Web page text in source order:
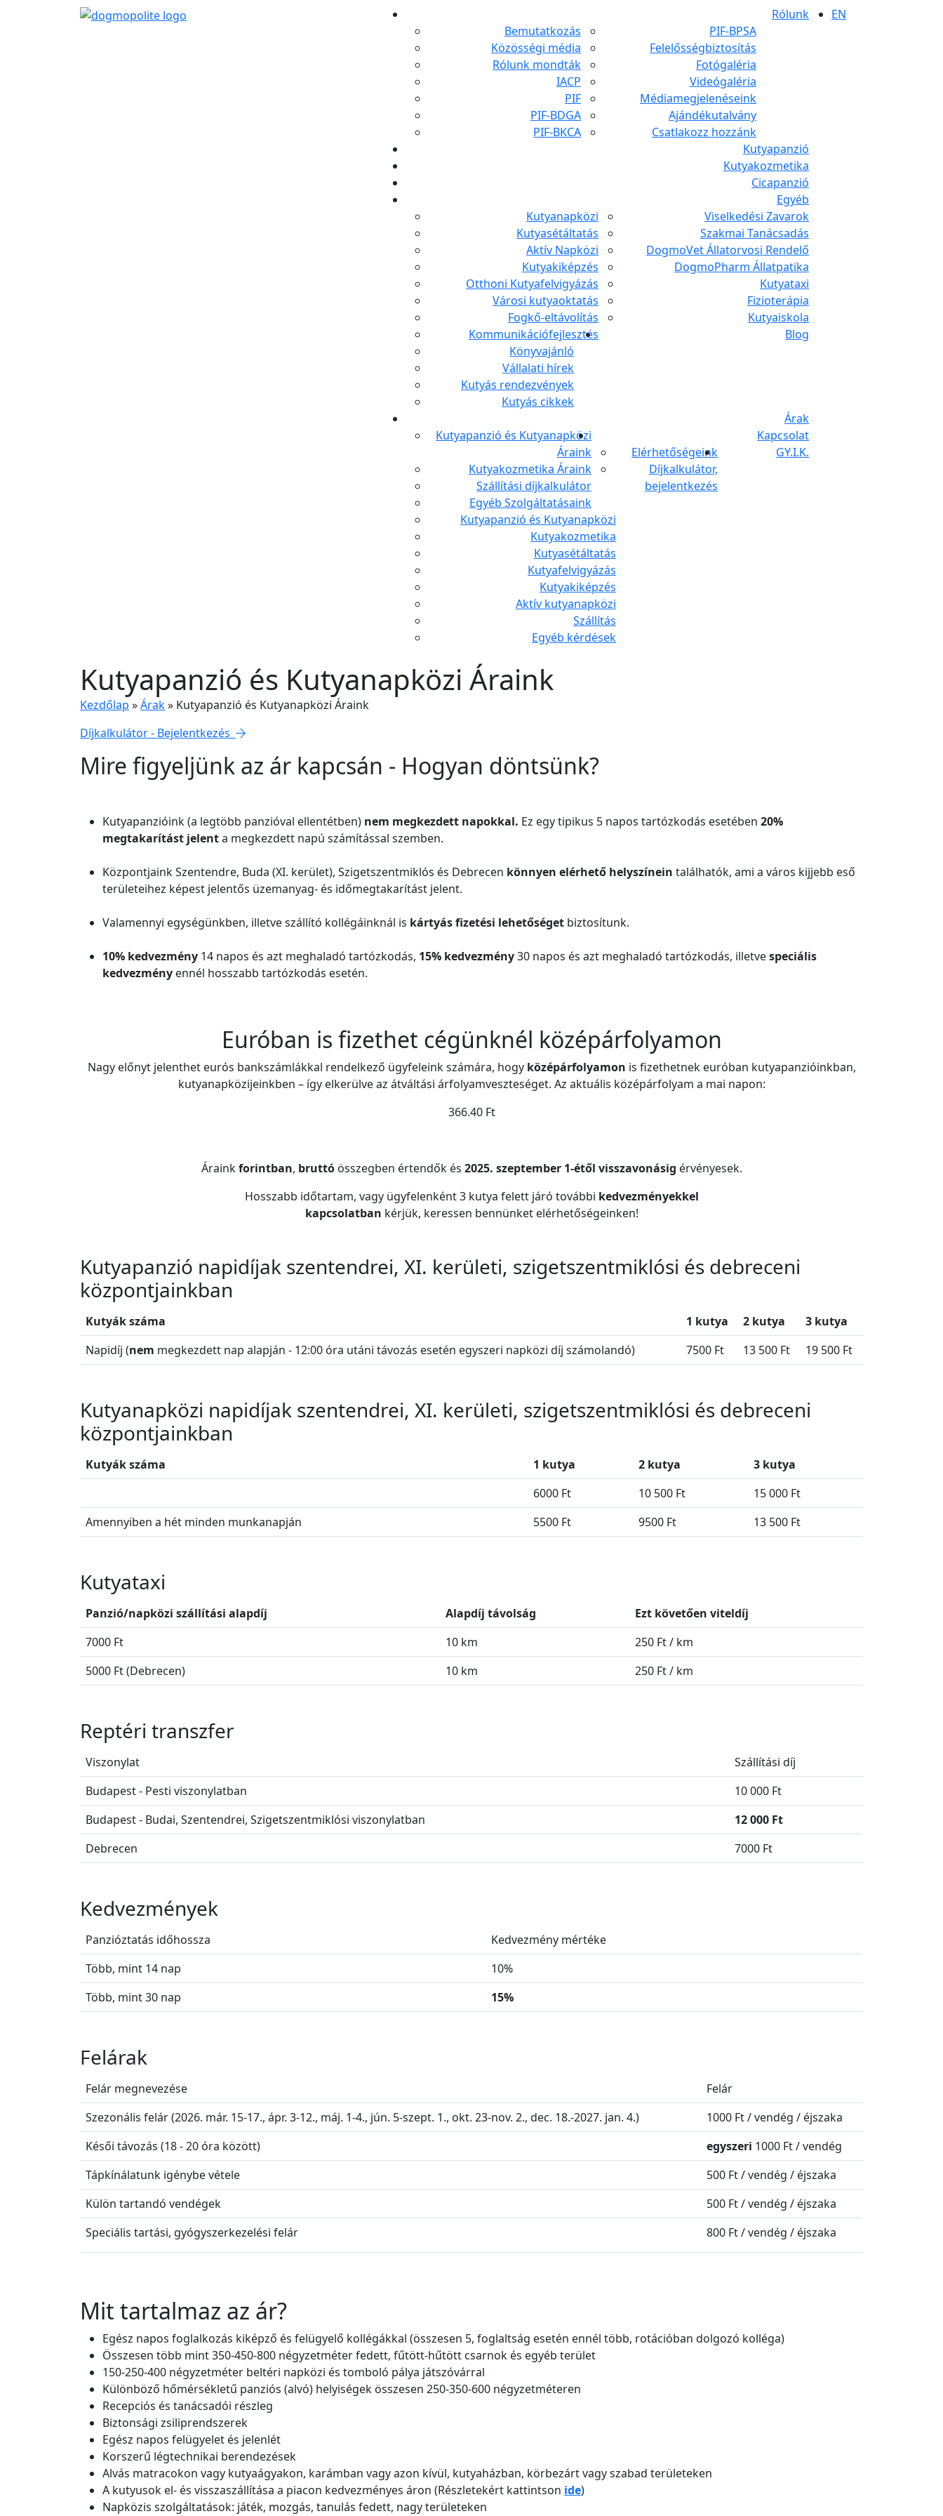
EN
Rólunk
Bemutatkozás
Közösségi média
Rólunk mondták
IACP
PIF
PIF-BDGA
PIF-BKCA
PIF-BPSA
Felelősségbiztosítás
Fotógaléria
Videógaléria
Médiamegjelenéseink
Ajándékutalvány
Csatlakozz hozzánk
Kutyapanzió
Kutyakozmetika
Cicapanzió
Egyéb
Kutyanapközi
Kutyasétáltatás
Aktív Napközi
Kutyakiképzés
Otthoni Kutyafelvigyázás
Városi kutyaoktatás
Fogkő-eltávolítás
Kommunikációfejlesztés
Viselkedési Zavarok
Szakmai Tanácsadás
DogmoVet Állatorvosi Rendelő
DogmoPharm Állatpatika
Kutyataxi
Fizioterápia
Kutyaiskola
Blog
Könyvajánló
Vállalati hírek
Kutyás rendezvények
Kutyás cikkek
Árak
Kutyapanzió és Kutyanapközi
Áraink
Kutyakozmetika Áraink
Szállítási díjkalkulátor
Egyéb Szolgáltatásaink
Kapcsolat
Elérhetőségeink
Díjkalkulátor,
bejelentkezés
GY.I.K.
Kutyapanzió és Kutyanapközi
Kutyakozmetika
Kutyasétáltatás
Kutyafelvigyázás
Kutyakiképzés
Aktív kutyanapközi
Szállítás
Egyéb kérdések
Kutyapanzió és Kutyanapközi Áraink
Kezdőlap »Árak» Kutyapanzió és Kutyanapközi Áraink
Díjkalkulátor - Bejelentkezés
Mire figyeljünk az ár kapcsán - Hogyan döntsünk?
Kutyapanzióink (a legtöbb panzióval ellentétben) nem megkezdett napokkal. Ez egy tipikus 5 napos tartózkodás esetében 20%
megtakarítást jelenta megkezdett napú számítással szemben.
Központjaink Szentendre, Buda (XI. kerület), Szigetszentmiklós és Debrecen könnyen elérhető helyszínein találhatók, ami a város kijjebb eső
területeihez képest jelentős üzemanyag- és időmegtakarítást jelent.
Valamennyi egységünkben, illetve szállító kollégáinknál is kártyás fizetési lehetőséget biztosítunk.
10% kedvezmény 14 napos és azt meghaladó tartózkodás, 15% kedvezmény30 napos és azt meghaladó tartózkodás, illetvespeciális
kedvezmény ennél hosszabb tartózkodás esetén.
Euróban is fizethet cégünknél középárfolyamon
Nagy előnyt jelenthet eurós bankszámlákkal rendelkező ügyfeleink számára, hogy középárfolyamon is fizethetnek euróban kutyapanzióinkban,
kutyanapközijeinkben – így elkerülve az átváltási árfolyamveszteséget. Az aktuális középárfolyam a mai napon:
366.40 Ft
Árainkforintban, bruttóösszegben értendők és 2025. szeptember 1-étől visszavonásig érvényesek.
Hosszabb időtartam, vagy ügyfelenként 3 kutya felett járó további kedvezményekkel
kapcsolatban kérjük, keressen bennünket elérhetőségeinken!
Kutyapanzió napidíjak szentendrei, XI. kerületi, szigetszentmiklósi és debreceni
központjainkban
Kutyák száma 1 kutya 2 kutya
3 kutya
Napidíj (nem megkezdett nap alapján - 12:00 óra utáni távozás esetén egyszeri napközi díj számolandó) 7500 Ft 13 500 Ft 19 500 Ft
Kutyanapközi napidíjak szentendrei, XI. kerületi, szigetszentmiklósi és debreceni
központjainkban
Kutyák száma 1 kutya 2 kutya
3 kutya
6000 Ft
10 500 Ft
15 000 Ft
Amennyiben a hét minden munkanapján
5500 Ft 9500 Ft 13 500 Ft
Kutyataxi
Panzió/napközi szállítási alapdíj Alapdíj távolság
Ezt követően viteldíj
7000 Ft
10 km
250 Ft / km
5000 Ft (Debrecen)
10 km 250 Ft / km
Reptéri transzfer
Viszonylat
Szállítási díj
Budapest - Pesti viszonylatban
10 000 Ft
Budapest - Budai, Szentendrei, Szigetszentmiklósi viszonylatban
12 000 Ft
Debrecen
7000 Ft
Kedvezmények
Panzióztatás időhossza
Kedvezmény mértéke
Több, mint 14 nap
10%
Több, mint 30 nap
15%
Felárak
Felár megnevezése
Felár
Szezonális felár (2026. már. 15-17., ápr. 3-12., máj. 1-4., jún. 5-szept. 1., okt. 23-nov. 2., dec. 18.-2027. jan. 4.)
1000 Ft / vendég / éjszaka
Késői távozás (18 - 20 óra között)
egyszeri 1000 Ft / vendég
Tápkínálatunk igénybe vétele
500 Ft / vendég / éjszaka
Külön tartandó vendégek
500 Ft / vendég / éjszaka
Speciális tartási, gyógyszerkezelési felár
800 Ft / vendég / éjszaka
Mit tartalmaz az ár?
Egész napos foglalkozás kiképző és felügyelő kollégákkal (összesen 5, foglaltság esetén ennél több, rotációban dolgozó kolléga)
Összesen több mint 350-450-800 négyzetméter fedett, fűtött-hűtött csarnok és egyéb terület
150-250-400 négyzetméter beltéri napközi és tomboló pálya játszóvárral
Különböző hőmérsékletű panziós (alvó) helyiségek összesen 250-350-600 négyzetméteren
Recepciós és tanácsadói részleg
Biztonsági zsiliprendszerek
Egész napos felügyelet és jelenlét
Korszerű légtechnikai berendezések
Alvás matracokon vagy kutyaágyakon, karámban vagy azon kívül, kutyaházban, körbezárt vagy szabad területeken
A kutyusok el- és visszaszállítása a piacon kedvezményes áron (Részletekért kattintson ide)
Napközis szolgáltatások: játék, mozgás, tanulás fedett, nagy területeken